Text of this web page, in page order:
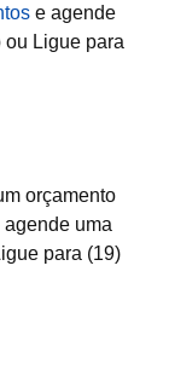
e agende
ou Ligue para
orçamento
agende uma
para (19)